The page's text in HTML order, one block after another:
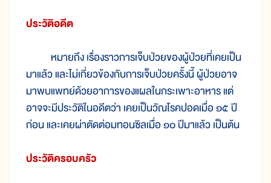
ประวัติอดีต
หมายถึง เรื่องราวการเจ็บป่วยของผู้ป่วยที่เคยเป็น
มาแล้ว และไม่เกี่ยวข้องกับการเจ็บป่วยครั้งนี้ ผู้ป่วยอาจ
มาพบแพทย์ด้วยอาการของแผลในกระเพาะอาหาร แต่
อาจจะมีประวัติในอดีตว่า เคยเป็นวัณโรคปอดเมื่อ ๑๕ ปี
ก่อน และเคยผ่าตัดต่อมทอนซิลเมื่อ ๑๐ ปีมาแล้ว เป็นต้น
ประวัติครอบครัว